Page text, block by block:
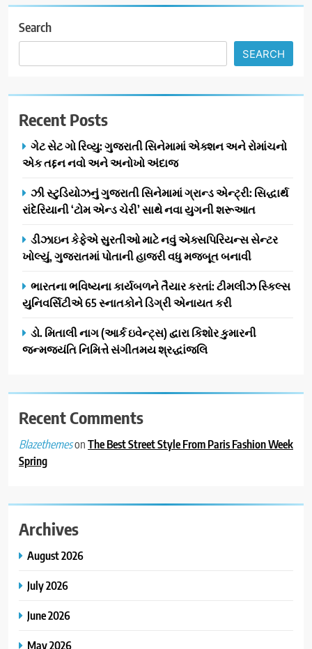
અમદાવાદમાં યોજાયેલા ‘ઓકલ્ટ
ટેરોટ રીડર પુનિતજી લુલ્લા એ ટેરોટ
કાર્ડ રીડિંગ અંગે માહિતી આપી
ગ્લોબલ એક્સેલન્સ ફોરમ દ્વારા
પ્રતિષ્ઠિત કાર્યક્રમ નવી દિલ્હીમાં
સફળતાપૂર્વક યોજાયો
BUSINESS
ગેટ સેટ ગો રિવ્યુ: ગુજરાતી
સિનેમામાં એક્શન અને રોમાંચનો
અંદાજ
ENTERTAINMENT
ઝી સ્ટુડિયોઝનું ગુજરાતી સિનેમામાં
ગ્રાન્ડ એન્ટ્રી: સિદ્ધાર્થ રાંદેરિયાની
શરૂઆત
એક્સપિરિયન્સ સેન્ટર ખોલ્યું,
ગુજરાતમાં પોતાની હાજરી વધુ
મજબૂત બનાવી
BUSINESS
4
યુનિવર્સિટીએ 65 સ્નાતકોને ડિગ્રી
EDUCATION
Search
SEARCH
Recent Posts
ગેટ સેટ ગો રિવ્યુ: ગુજરાતી સિનેમામાં એક્શન અને રોમાંચનો
એક તદ્દન નવો અને અનોખો અંદાજ
ઝી સ્ટુડિયોઝનું ગુજરાતી સિનેમામાં ગ્રાન્ડ એન્ટ્રી: સિદ્ધાર્થ
રાંદેરિયાની ‘ટોમ એન્ડ ચેરી’ સાથે નવા યુગની શરૂઆત
ડીઝાઇન કેફેએ સુરતીઓ માટે નવું એક્સપિરિયન્સ સેન્ટર
ખોલ્યું, ગુજરાતમાં પોતાની હાજરી વધુ મજબૂત બનાવી
ભારતના ભવિષ્યના કાર્યબળને તૈયાર કરતાં: ટીમલીઝ સ્કિલ્સ
યુનિવર્સિટીએ 65 સ્નાતકોને ડિગ્રી એનાયત કરી
ડો. મિતાલી નાગ (આર્ક ઇવેન્ટ્સ) દ્વારા કિશોર કુમારની
જન્મજયંતિ નિમિત્તે સંગીતમય શ્રદ્ધાંજલિ
Recent Comments
BlazethemesonThe Best Street Style From Paris Fashion Week
Spring
Archives
August 2026
July 2026
June 2026
May 2026